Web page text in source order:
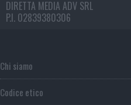
DIRETTA MEDIA ADV SRL
P.I. 02839380306
Chi siamo
Codice etico